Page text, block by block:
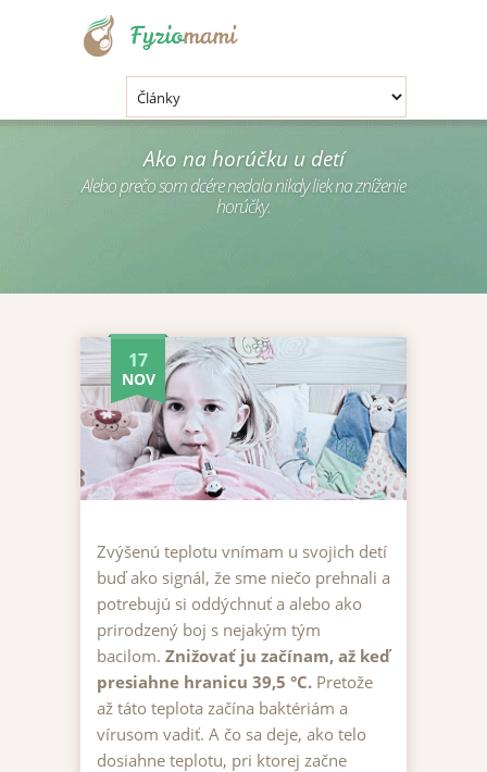
Ako na horúčku u detí
Alebo prečo som dcére nedala nikdy liek na zníženie
horúčky.
17
NOV
Zvýšenú teplotu vnímam u svojich detí
buď ako signál, že sme niečo prehnali a
potrebujú si oddýchnuť a alebo ako
prirodzený boj s nejakým tým
bacilom. Znižovať ju začínam, až keď
presiahne hranicu 39,5 °C. Pretože
až táto teplota začína baktériám a
vírusom vadiť. A čo sa deje, ako telo
dosiahne teplotu, pri ktorej začne